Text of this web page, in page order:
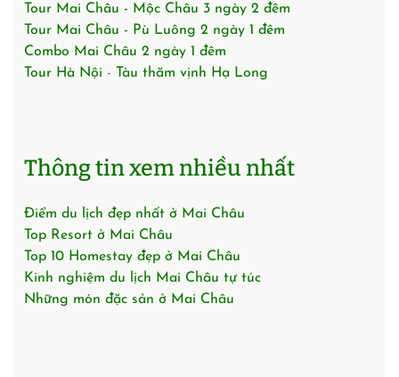
Tour Mai Châu - Mộc Châu 3 ngày 2 đêm
Tour Mai Châu - Pù Luông 2 ngày 1 đêm
Combo Mai Châu 2 ngày 1 đêm
Tour Hà Nội - Tàu thăm vịnh Hạ Long
Thông tin xem nhiều nhất
Điểm du lịch đẹp nhất ở Mai Châu
Top Resort ở Mai Châu
Top 10 Homestay đẹp ở Mai Châu
Kinh nghiệm du lịch Mai Châu tự túc
Những món đặc sản ở Mai Châu